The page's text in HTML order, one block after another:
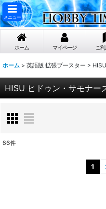
メニュー
ホーム マイページ ご
ホーム > 英語版 拡張ブースター >
HISU ヒドゥン・サモナー
66件
1